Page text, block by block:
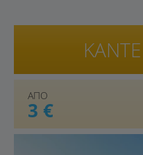
ΑΠΟ
3 €